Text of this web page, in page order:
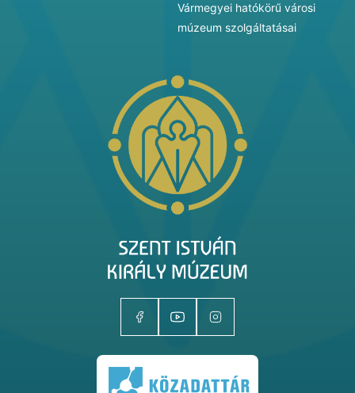
Vármegyei hatókörű városi
múzeum szolgáltatásai